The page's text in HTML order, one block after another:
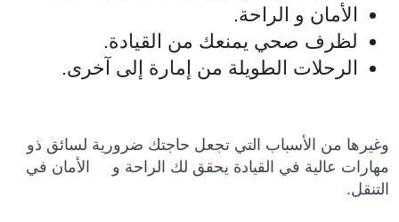
الأمان و الراحة.
لظرف صحي يمنعك من القيادة.
الرحلات الطويلة من إمارة إلى آخرى.
وغيرها من الأسباب التي تجعل حاجتك ضرورية لسائق ذو
مهارات عالية في القيادة يحقق لك الراحة و الأمان في
التنقل.